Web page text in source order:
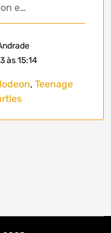
e…
às 15:14
, Teenage